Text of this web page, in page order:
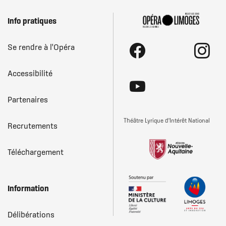
Menu
Pied
Info pratiques
Se rendre à l'Opéra
Accessibilité
Partenaires
Recrutements
Téléchargement
Information
Délibérations
Réseaux
sociaux
Théâtre Lyrique d'Intérêt National